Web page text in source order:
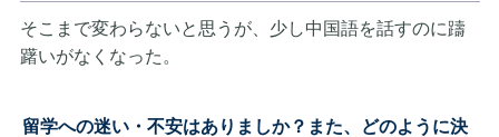
そこまで変わらないと思うが、少し中国語を話すのに躊
躇いがなくなった。
留学への迷い・不安はありましか？また、どのように決